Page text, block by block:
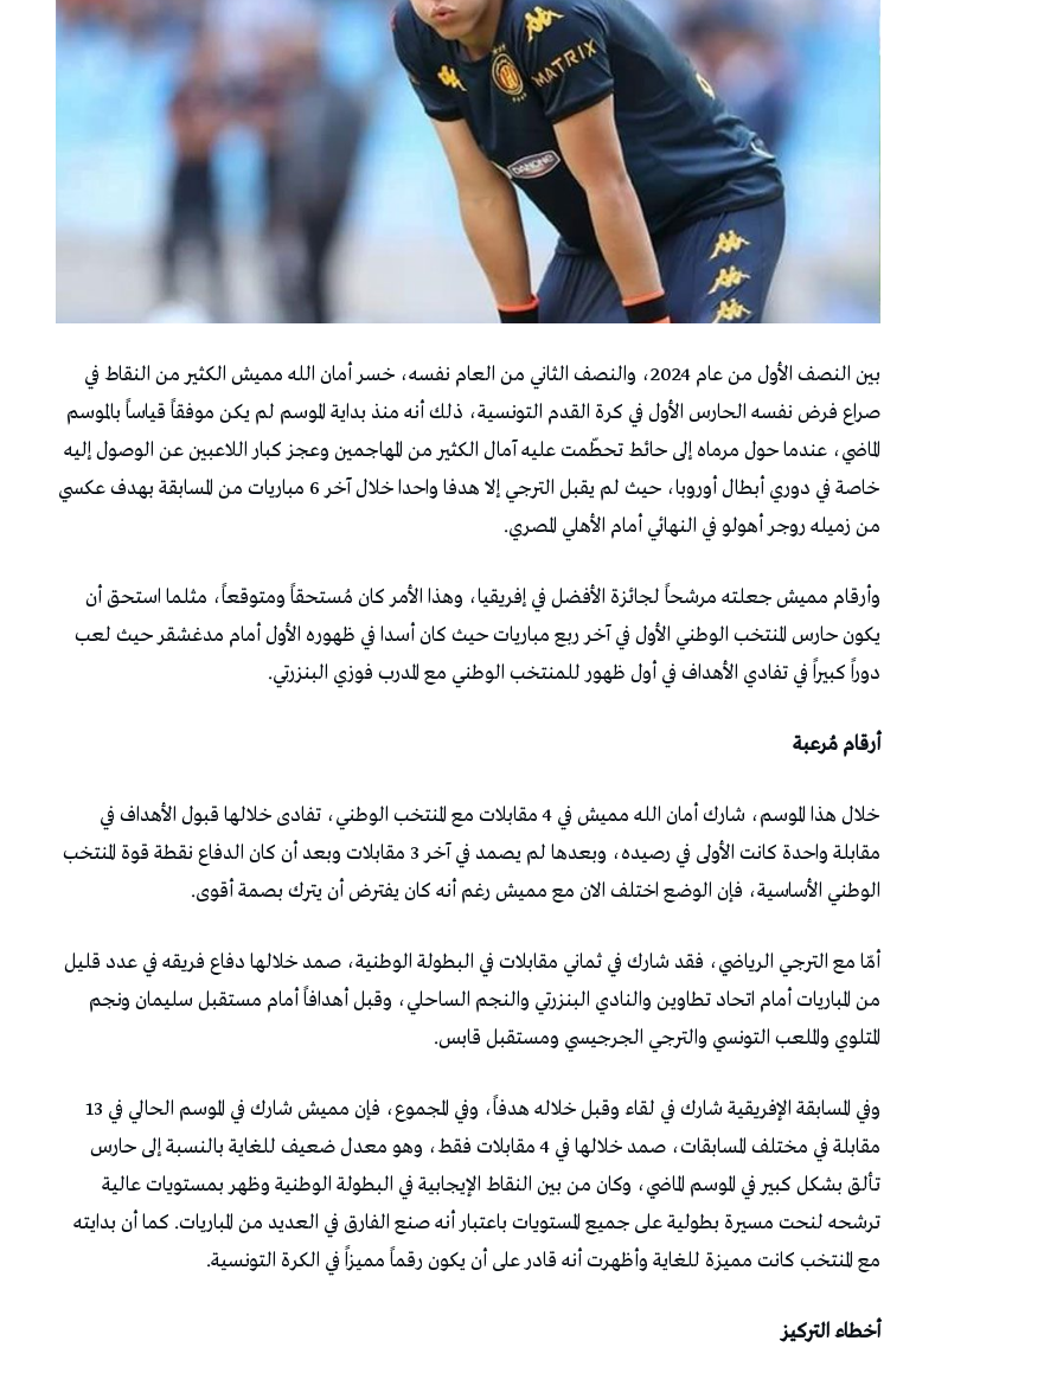
بين النصف الأول من عام 2024، والنصف الثاني من العام نفسه، خسر أمان الله مميش الكثير من النقاط في
صراع فرض نفسه الحارس الأول في كرة القدم التونسية، ذلك أنه منذ بداية الموسم لم يكن موفقاً قياساً بالموسم
الماضي، عندما حول مرماه إلى حائط تحطّمت عليه آمال الكثير من المهاجمين وعجز كبار اللاعبين عن الوصول إليه
خاصة في دوري أبطال أوروبا، حيث لم يقبل الترجي إلا هدفا واحدا خلال آخر 6 مباريات من المسابقة بهدف عكسي
من زميله روجر أهولو في النهائي أمام الأهلي المصري.
وأرقام مميش جعلته مرشحاً لجائزة الأفضل في إفريقيا، وهذا الأمر كان مُستحقاً ومتوقعاً، مثلما استحق أن
يكون حارس المنتخب الوطني الأول في آخر ربع مباريات حيث كان أسدا في ظهوره الأول أمام مدغشقر حيث لعب
دوراً كبيراً في تفادي الأهداف في أول ظهور للمنتخب الوطني مع المدرب فوزي البنزرتي.
أرقام مُرعبة
خلال هذا الموسم، شارك أمان الله مميش في 4 مقابلات مع المنتخب الوطني، تفادى خلالها قبول الأهداف في
مقابلة واحدة كانت الأولى في رصيده، وبعدها لم يصمد في آخر 3 مقابلات وبعد أن كان الدفاع نقطة قوة المنتخب
الوطني الأساسية، فإن الوضع اختلف الان مع مميش رغم أنه كان يفترض أن يترك بصمة أقوى.
أمّا مع الترجي الرياضي، فقد شارك في ثماني مقابلات في البطولة الوطنية، صمد خلالها دفاع فريقه في عدد قليل
من المباريات أمام اتحاد تطاوين والنادي البنزرتي والنجم الساحلي، وقبل أهدافاً أمام مستقبل سليمان ونجم
المتلوي والملعب التونسي والترجي الجرجيسي ومستقبل قابس.
وفي المسابقة الإفريقية شارك في لقاء وقبل خلاله هدفاً، وفي المجموع، فإن مميش شارك في الموسم الحالي في 13
مقابلة في مختلف المسابقات، صمد خلالها في 4 مقابلات فقط، وهو معدل ضعيف للغاية بالنسبة إلى حارس
تألق بشكل كبير في الموسم الماضي، وكان من بين النقاط الإيجابية في البطولة الوطنية وظهر بمستويات عالية
ترشحه لنحت مسيرة بطولية على جميع المستويات باعتبار أنه صنع الفارق في العديد من المباريات. كما أن بدايته
مع المنتخب كانت مميزة للغاية وأظهرت أنه قادر على أن يكون رقماً مميزاً في الكرة التونسية.
أخطاء التركيز